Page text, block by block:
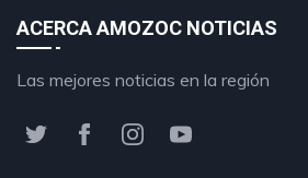
ACERCA AMOZOC NOTICIAS
Las mejores noticias en la región